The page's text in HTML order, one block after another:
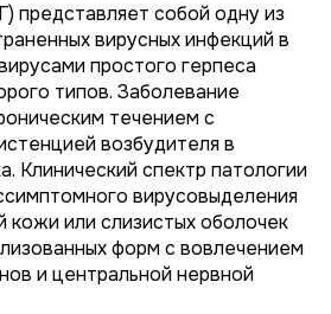
представляет собой одну из
вирусных инфекций в
простого герпеса
типов. Заболевание
течением с
возбудителя в
Клинический спектр патологии
вирусовыделения
кожи или слизистых оболочек
форм с вовлечением
и центральной нервной